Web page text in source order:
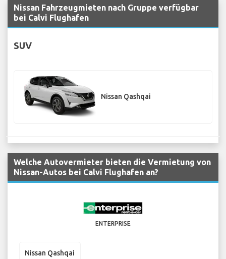
Nissan Fahrzeugmieten nach Gruppe verfügbar
bei Calvi Flughafen
SUV
Nissan Qashqai
Welche Autovermieter bieten die Vermietung von
Nissan-Autos bei Calvi Flughafen an?
ENTERPRISE
Nissan Qashqai